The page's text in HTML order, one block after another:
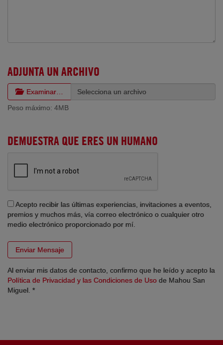
ADJUNTA UN ARCHIVO
Examinar…
Peso máximo: 4MB
DEMUESTRA QUE ERES UN HUMANO
Acepto recibir las últimas experiencias, invitaciones a eventos,
premios y muchos más, vía correo electrónico o cualquier otro
medio electrónico proporcionado por mí.
Al enviar mis datos de contacto, confirmo que he leído y acepto la
Política de Privacidad y las Condiciones de Uso de Mahou San
Miguel. *